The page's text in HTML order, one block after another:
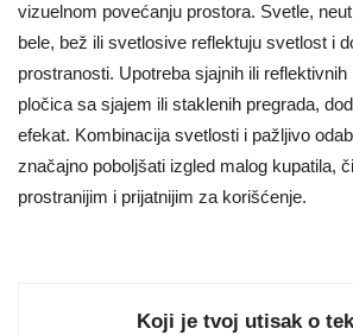
vizuelnom povećanju prostora. Svetle,
bele, bež ili svetlosive reflektuju svetlost i
prostranosti. Upotreba sjajnih ili
pločica sa sjajem ili staklenih pregrada,
efekat. Kombinacija svetlosti i pažljivo
značajno poboljšati izgled malog kupatila,
prostranijim i prijatnijim za korišćenje.
Koji je tvoj utisak o